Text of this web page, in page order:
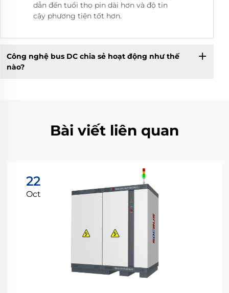
dẫn đến tuổi thọ pin dài hơn và độ tin
cậy phương tiện tốt hơn.
Công nghệ bus DC chia sẻ hoạt động như thế
nào?
Bài viết liên quan
22
Oct